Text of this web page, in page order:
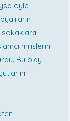
öyle
sokaklara
milislerin
Bu olay